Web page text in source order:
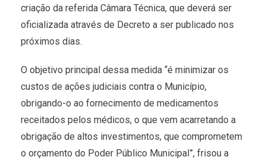
criação da referida Câmara Técnica, que deverá ser
oficializada através de Decreto a ser publicado nos
próximos dias.
O objetivo principal dessa medida “é minimizar os
custos de ações judiciais contra o Município,
obrigando-o ao fornecimento de medicamentos
receitados pelos médicos, o que vem acarretando a
obrigação de altos investimentos, que comprometem
o orçamento do Poder Público Municipal”, frisou a